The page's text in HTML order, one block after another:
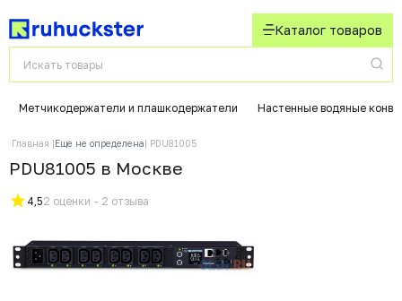
Каталог товаров
Метчикодержатели и плашкодержатели Настенные водяные
Главная Еще не определена PDU81005
PDU81005 в Москвe
4,52 оценки - 2 отзыва